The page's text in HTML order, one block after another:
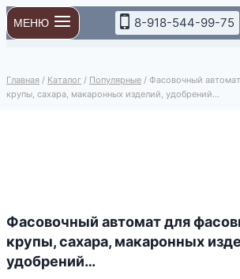
Перейти
к
содержимому
МЕНЮ 8-918-544-99-75
Главная / Каталог / Популярные / Фасовочный
крупы, сахара, макаронных изделий, удобрений…
Фасовочный автомат для
крупы, сахара, макаронных
удобрений…